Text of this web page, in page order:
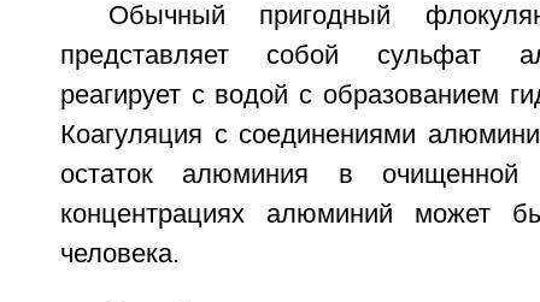
Обычный пригодный
представляет собой сульфат
реагирует с водой с образованием
Коагуляция с соединениями
остаток алюминия в
концентрациях алюминий может
человека.